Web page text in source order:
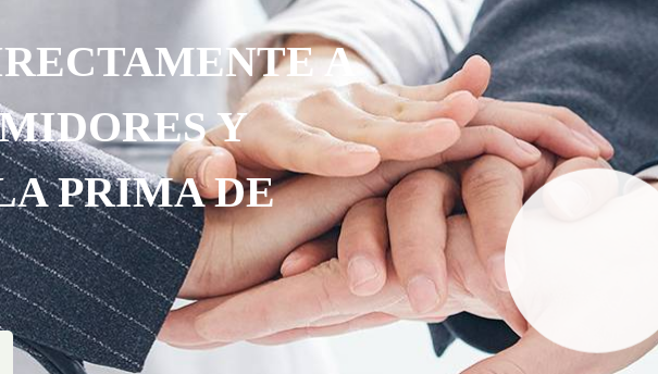
A
Y
PRIMA DE